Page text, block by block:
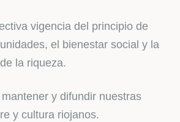
vigencia del principio de
el bienestar social y la
la riqueza.
y difundir nuestras
y cultura riojanos.